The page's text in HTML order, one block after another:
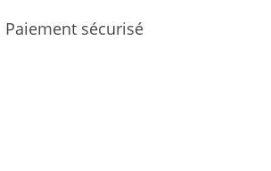
Paiement sécurisé